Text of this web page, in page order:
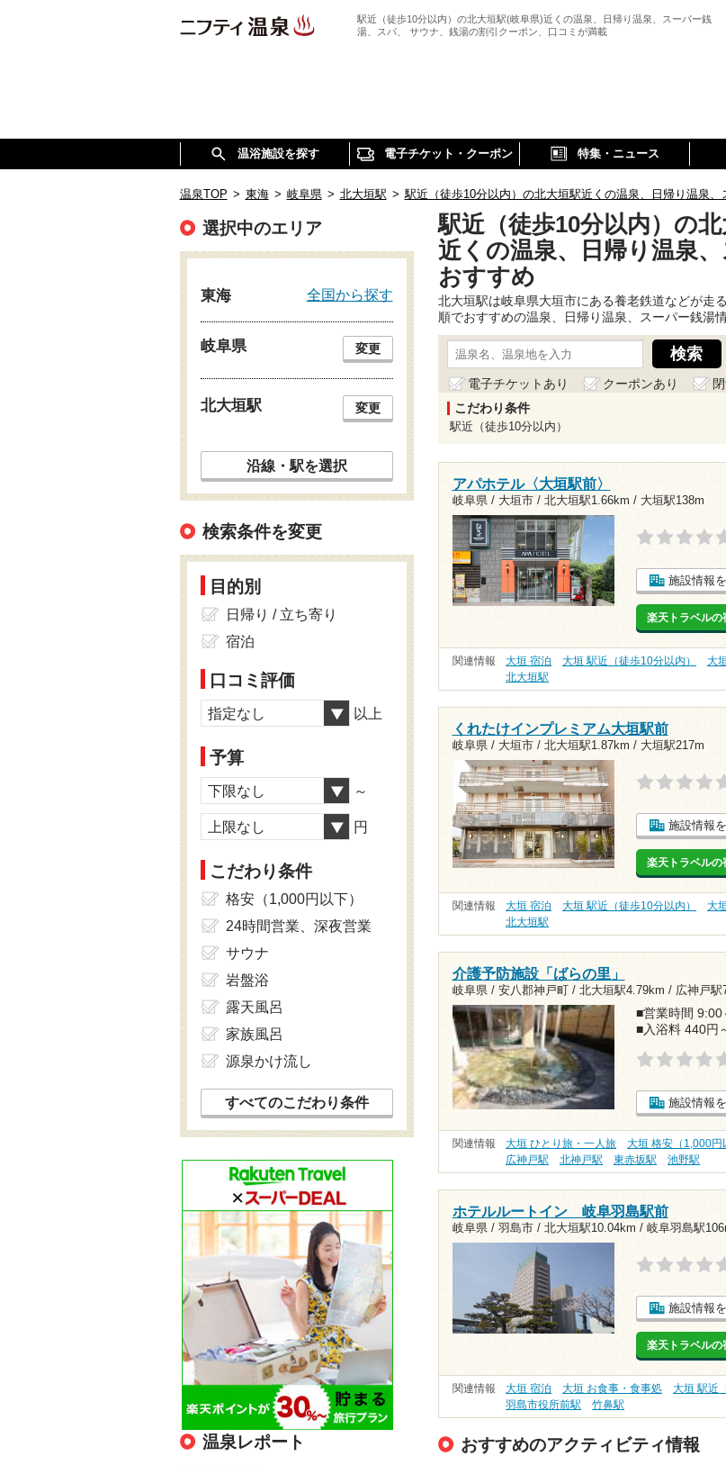
駅近（徒歩10分以内）の北大垣駅(岐阜県)近くの温泉、日帰り温泉、スーパー銭
湯、スパ、 サウナ、銭湯の割引クーポン、口コミが満載
温浴施設を探す 電子チケット・クーポン 特集・ニュース
温泉TOP > 東海 > 岐阜県 > 北大垣駅 > 駅近（徒歩10分以内）の北大垣駅近くの温泉、日帰り温泉、
駅近（徒歩10分以内）の
近くの温泉、日帰り温泉
おすすめ
北大垣駅は岐阜県大垣市にある養老鉄道などが走
順でおすすめの温泉、日帰り温泉、スーパー銭湯
電子チケットあり クーポンあり
こだわり条件
駅近（徒歩10分以内）
アパホテル〈大垣駅前〉
岐阜県 / 大垣市 / 北大垣駅1.66km / 大垣駅138m
施設情報
楽天トラベルの
関連情報 大垣 宿泊 大垣 駅近（徒歩10分以内） 大
北大垣駅
くれたけインプレミアム大垣駅前
岐阜県 / 大垣市 / 北大垣駅1.87km / 大垣駅217m
施設情報
楽天トラベルの
関連情報 大垣 宿泊 大垣 駅近（徒歩10分以内） 大
北大垣駅
介護予防施設「ばらの里」
岐阜県 / 安八郡神戸町 / 北大垣駅4.79km / 広神戸駅
■営業時間 9:00
■入浴料 440円
施設情報
関連情報 大垣 ひとり旅・一人旅 大垣 格安（1,000円
広神戸駅
北神戸駅 東赤坂駅 池野駅
ホテルルートイン 岐阜羽島駅前
岐阜県 / 羽島市 / 北大垣駅10.04km / 岐阜羽島駅
施設情報
楽天トラベルの
関連情報 大垣 宿泊 大垣 お食事・食事処 大垣 駅近
羽島市役所前駅
竹鼻駅
おすすめのアクティビティ情報
選択中のエリア
東海 全国から探す
岐阜県 変更
北大垣駅 変更
沿線・駅を選択
検索条件を変更
目的別
日帰り / 立ち寄り
宿泊
口コミ評価
指定なし 以上
予算
下限なし ～
上限なし 円
こだわり条件
格安（1,000円以下）
24時間営業、深夜営業
サウナ
岩盤浴
露天風呂
家族風呂
源泉かけ流し
すべてのこだわり条件
温泉レポート